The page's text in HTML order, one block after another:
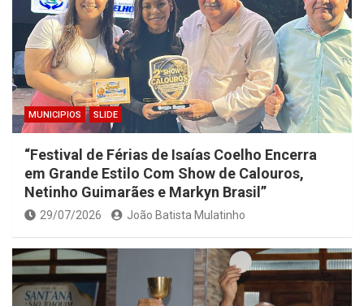
MUNICIPIOS SLIDE
“Festival de Férias de Isaías Coelho Encerra
em Grande Estilo Com Show de Calouros,
Netinho Guimarães e Markyn Brasil”
29/07/2026 João Batista Mulatinho